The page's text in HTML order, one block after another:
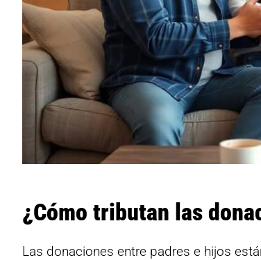
¿Cómo tributan las
Las donaciones entre padres e hijos